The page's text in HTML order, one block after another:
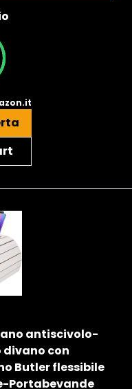
antiscivolo-
divano con
Butler flessibile
Portabevande